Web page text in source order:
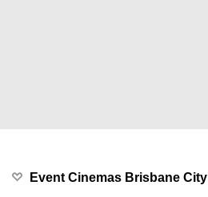
Event Cinemas Brisbane City